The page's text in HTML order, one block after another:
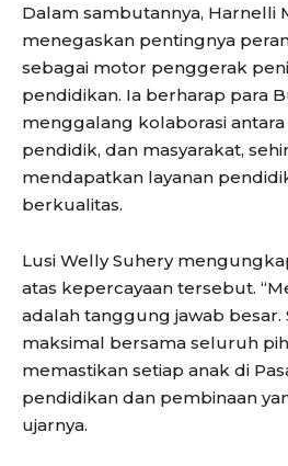
Dalam sambutannya, Harnelli
menegaskan pentingnya
sebagai motor penggerak
pendidikan. Ia berharap para
menggalang kolaborasi
pendidik, dan masyarakat,
mendapatkan layanan
berkualitas.
Lusi Welly Suhery
atas kepercayaan tersebut.
adalah tanggung jawab besar.
maksimal bersama seluruh
memastikan setiap anak di
pendidikan dan pembinaan
ujarnya.